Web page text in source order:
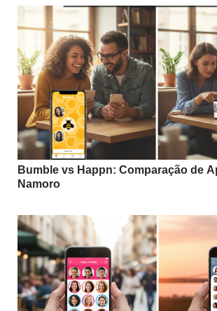
Bumble vs Happn: Comparação de
Namoro